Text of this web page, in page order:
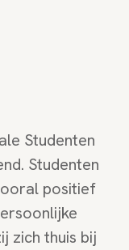
Studenten
Studenten
positief
zich thuis bij